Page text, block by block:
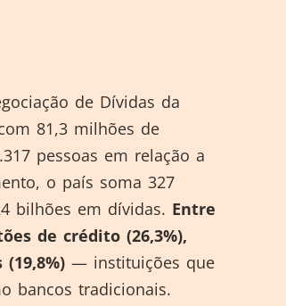
de Dívidas da
81,3 milhões de
pessoas em relação a
o país soma 327
bilhões em dívidas. Entre
de crédito (26,3%),
— instituições que
bancos tradicionais.